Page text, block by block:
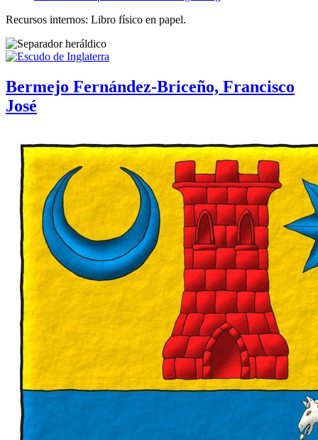
Recursos internos: Libro físico en papel.
Bermejo Fernández-Briceño, Francisco
José